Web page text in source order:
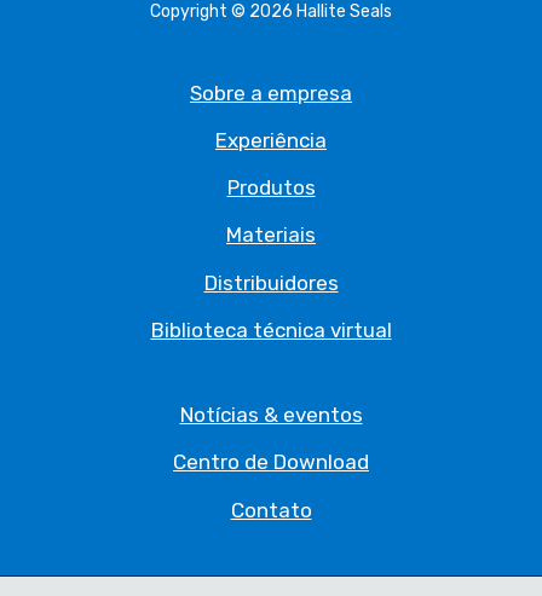
Copyright © 2026 Hallite Seals
Sobre a empresa
Experiência
Produtos
Materiais
Distribuidores
Biblioteca técnica virtual
Notícias & eventos
Centro de Download
Contato